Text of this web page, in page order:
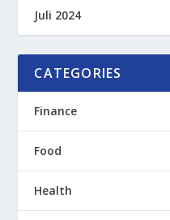
Juli 2024
CATEGORIES
Finance
Food
Health